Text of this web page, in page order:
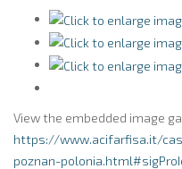
View the embedded image
https://www.acifarfisa.it/
poznan-